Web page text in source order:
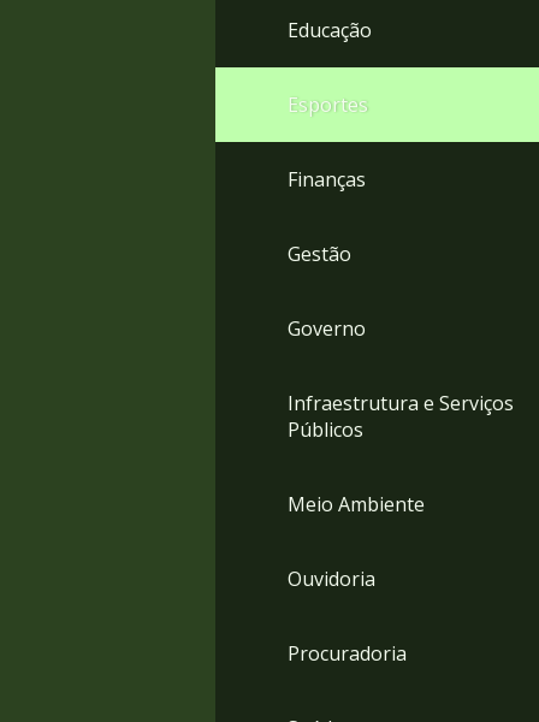
Educação
Esportes
Finanças
Gestão
Governo
Infraestrutura e Serviços
Públicos
Meio Ambiente
Ouvidoria
Procuradoria